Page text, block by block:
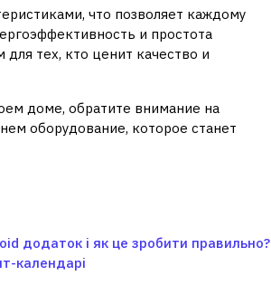
что позволяет каждому
и простота
тех, кто ценит качество и
доме, обратите внимание на
оборудование, которое станет
додаток і як це зробити правильно?
календарі